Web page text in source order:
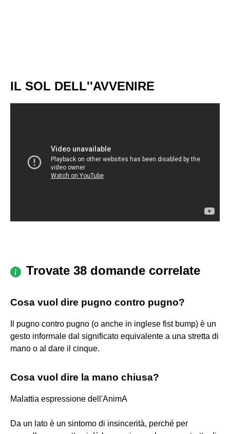
IL SOL DELL''AVVENIRE
Trovate 38 domande correlate
Cosa vuol dire pugno contro pugno?
Il pugno contro pugno (o anche in inglese fist bump) è un
gesto informale dal significato equivalente a una stretta di
mano o al dare il cinque.
Cosa vuol dire la mano chiusa?
Malattia espressione dell'AnimA
Da un lato è un sintomo di insincerità, perché per